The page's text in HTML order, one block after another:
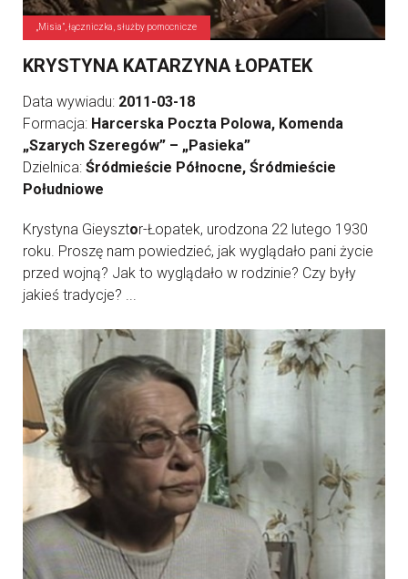
„Misia”, łączniczka, służby pomocnicze
KRYSTYNA KATARZYNA ŁOPATEK
Data wywiadu: 2011-03-18
Formacja: Harcerska Poczta Polowa, Komenda
„Szarych Szeregów” – „Pasieka”
Dzielnica: Śródmieście Północne, Śródmieście
Południowe
Krystyna Gieysztor-Łopatek, urodzona 22 lutego 1930
roku. Proszę nam powiedzieć, jak wyglądało pani życie
przed wojną? Jak to wyglądało w rodzinie? Czy były
jakieś tradycje? ...